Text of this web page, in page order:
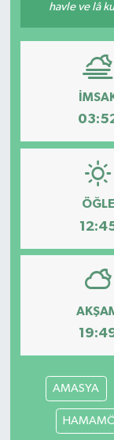
havle ve lâ
ÖĞLE
AMASYA